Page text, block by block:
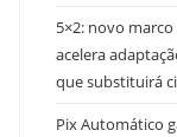
5×2: novo
acelera
que substituirá
Pix Automático